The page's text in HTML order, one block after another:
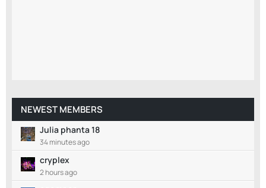
NEWEST MEMBERS
Julia phanta 18
34 minutes ago
cryplex
2 hours ago